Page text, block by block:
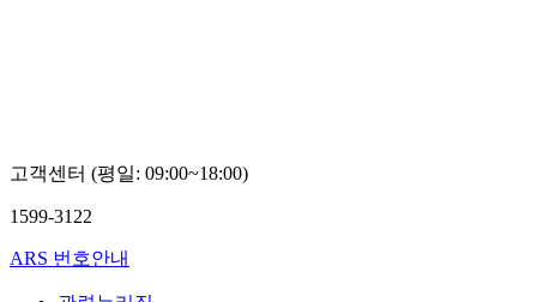
수
고객센터 (평일: 09:00~18:00)
1599-3122
ARS 번호안내